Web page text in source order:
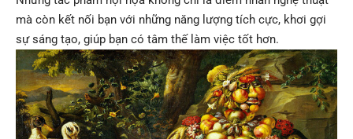
mà còn kết nối bạn với những năng lượng tích cực, khơi gợi
sự sáng tạo, giúp bạn có tâm thế làm việc tốt hơn.